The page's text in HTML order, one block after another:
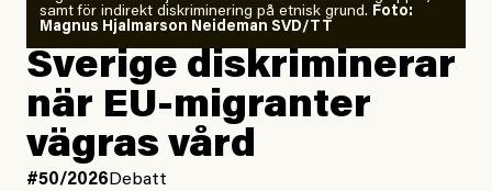
läget för hur den begynnande El Niño-händelsen ska
utveckla sig. El Niño är ett återkommande
väderfenomen som uppstår när havsvattnet i delar av
Stilla havet blir ovanligt varmt. Det påverkar vädret
över stora delar av världen och under
forskare allt oftare varnat för att den här El Niñon
samt för indirekt diskriminering på etnisk grund. Foto:
Magnus Hjalmarson Neideman SVD/TT
Sverige diskriminerar
när EU-migranter
vägras vård
#50/2026 Debatt